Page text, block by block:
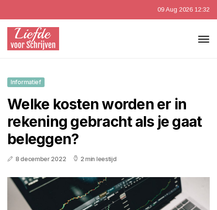
09 Aug 2026 12:32
Informatief
Welke kosten worden er in
rekening gebracht als je gaat
beleggen?
8 december 2022 2 min leestijd